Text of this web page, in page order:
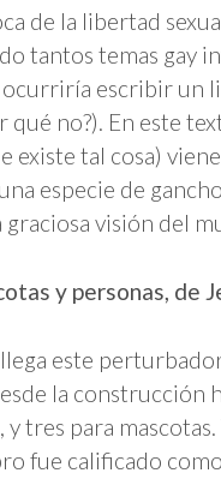
de la libertad
tantos temas gay
ocurriría escribir un
qué no?). En este
existe tal cosa)
especie de
visión del
y personas, de
este
la construcción
tres para
fue calificado